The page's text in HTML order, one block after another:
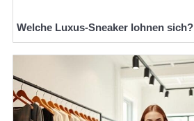
Welche Luxus-Sneaker lohnen sich?